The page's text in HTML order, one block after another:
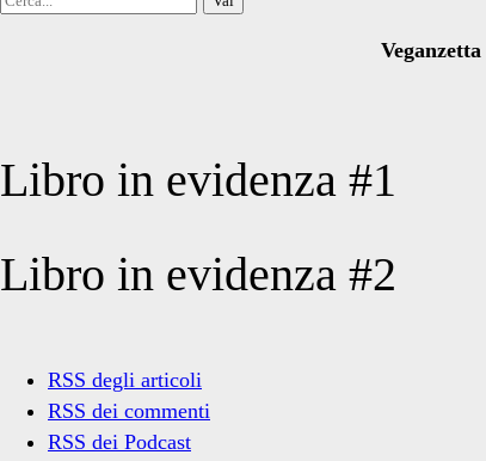
Veganzetta
Libro in evidenza #1
Libro in evidenza #2
RSS degli articoli
RSS dei commenti
RSS dei Podcast